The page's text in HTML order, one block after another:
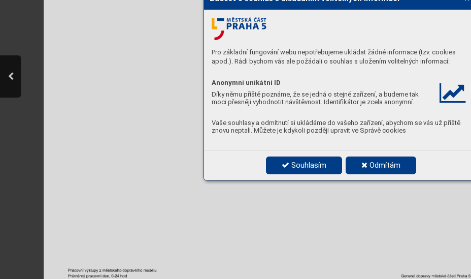
Pro základní fungování webu nepotřebujeme ukládat žádné informace (tzv. cookies
apod.). Rádi bychom vás ale požádali o souhlas s uložením volitelných informací:
Anonymní unikátní ID
Díky němu příště poznáme, že se jedná o stejné zařízení, a budeme tak
moci přesněji vyhodnotit návštěvnost. Identifikátor je zcela anonymní.
Vaše souhlasy a odmítnutí si ukládáme do vašeho zařízení, abychom se vás už příště
znovu neptali. Můžete je kdykoli později upravit ve Správě cookies
Souhlasím Odmítám
Generel dopravy městské části Praha 5
Průměrný pracovní den, 0-24 hod
Pracovní výstupy z městského dopravního modelu